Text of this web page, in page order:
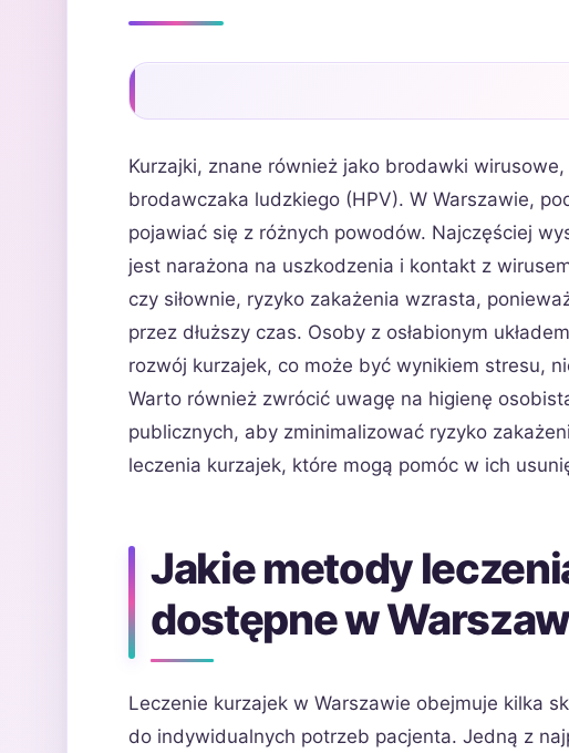
Kurzajki, znane również jako brodawki
brodawczaka ludzkiego (HPV). W Warszawie,
pojawiać się z różnych powodów. Najczęściej
jest narażona na uszkodzenia i kontakt z
czy siłownie, ryzyko zakażenia wzrasta,
przez dłuższy czas. Osoby z osłabionym
rozwój kurzajek, co może być wynikiem stresu,
Warto również zwrócić uwagę na higienę
publicznych, aby zminimalizować ryzyko
leczenia kurzajek, które mogą pomóc w ich
Jakie metody
dostępne w
Leczenie kurzajek w Warszawie obejmuje kilka
do indywidualnych potrzeb pacjenta. Jedną z